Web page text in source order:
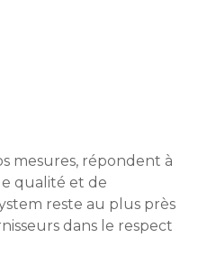
mesures, répondent à
qualité et de
reste au plus près
dans le respect